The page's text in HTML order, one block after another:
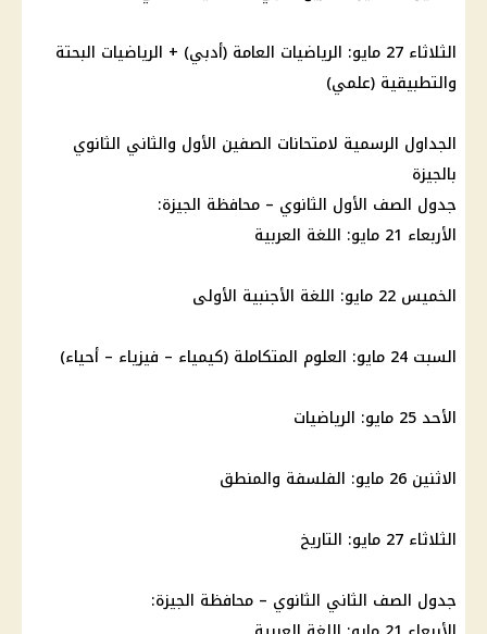
الثلاثاء 27 مايو: الرياضيات العامة (أدبي) + الرياضيات البحتة
والتطبيقية (علمي)
الجداول الرسمية لامتحانات الصفين الأول والثاني الثانوي
بالجيزة
جدول الصف الأول الثانوي – محافظة الجيزة:
الأربعاء 21 مايو: اللغة العربية
الخميس 22 مايو: اللغة الأجنبية الأولى
السبت 24 مايو: العلوم المتكاملة (كيمياء – فيزياء – أحياء)
الأحد 25 مايو: الرياضيات
الاثنين 26 مايو: الفلسفة والمنطق
الثلاثاء 27 مايو: التاريخ
جدول الصف الثاني الثانوي – محافظة الجيزة: